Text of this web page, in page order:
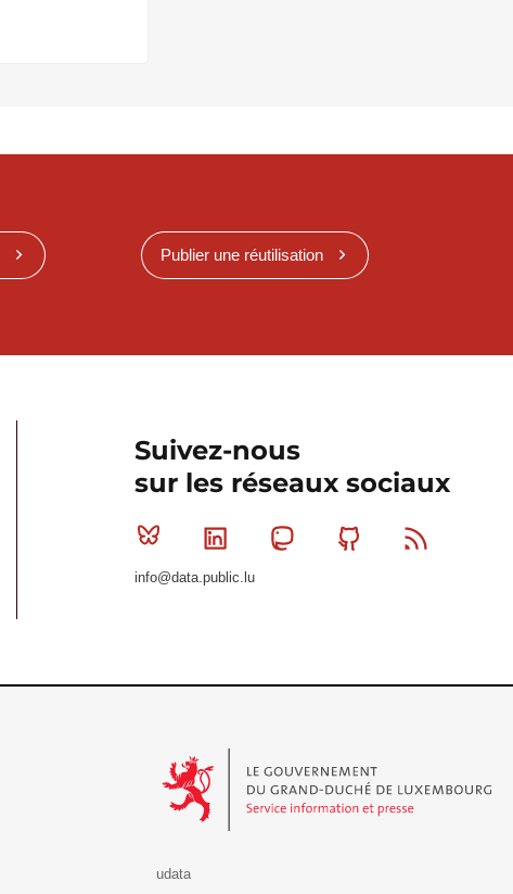
Publier une réutilisation
Suivez-nous
sur les réseaux sociaux
Bluesky Linkedin MastodonGithub
info@data.public.lu
udata